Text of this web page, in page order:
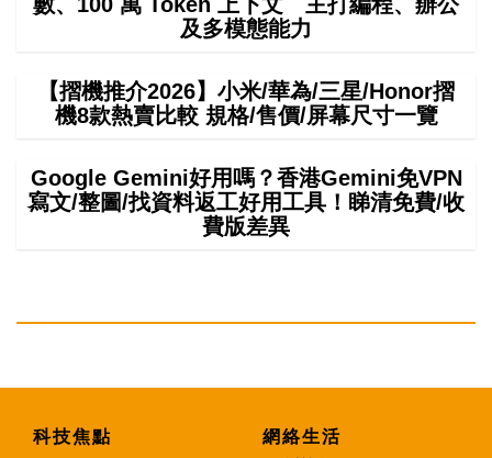
及多模態能力
【摺機推介2026】小米/華為/三星/Honor摺
機8款熱賣比較 規格/售價/屏幕尺寸一覽
Google Gemini好用嗎？香港Gemini免VPN
寫文/整圖/找資料返工好用工具！睇清免費/收
費版差異
科技焦點 網絡生活